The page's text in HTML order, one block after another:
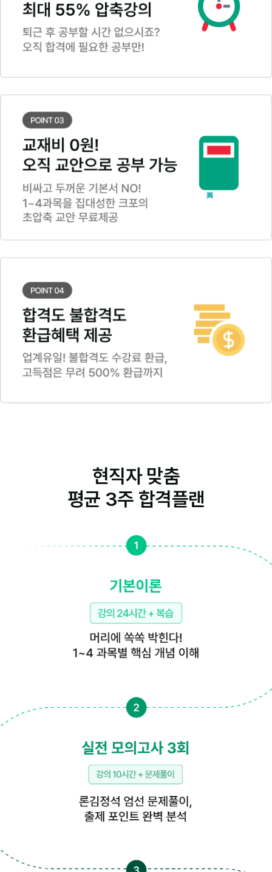
현직자 맞춤
평균 3주 합격플랜